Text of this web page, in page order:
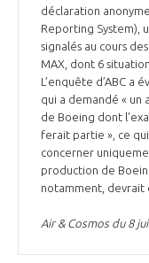
déclaration
Reporting System),
signalés au cours
MAX, dont 6
L’enquête d’ABC a
qui a demandé « un
de Boeing dont
ferait partie », ce
concerner
production de
notamment, devrait
Air & Cosmos du 8